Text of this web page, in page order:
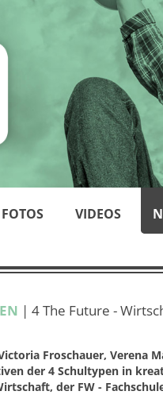
FOTOS VIDEOS
| 4 The Future -
Froschauer, Verena
der 4 Schultypen in
der FW -